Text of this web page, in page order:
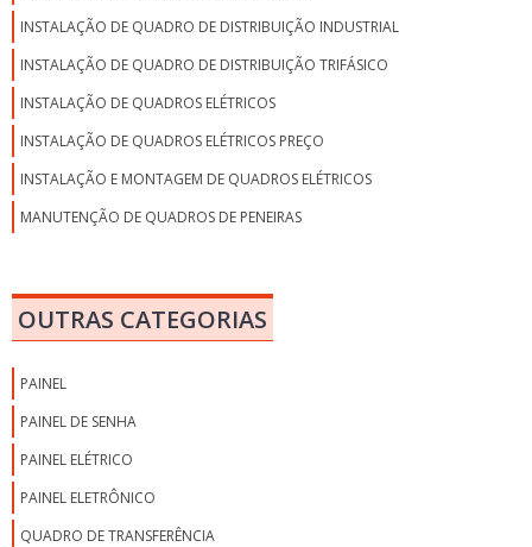
INSTALAÇÃO DE QUADRO DE DISTRIBUIÇÃO INDUSTRIAL
INSTALAÇÃO DE QUADRO DE DISTRIBUIÇÃO TRIFÁSICO
INSTALAÇÃO DE QUADROS ELÉTRICOS
INSTALAÇÃO DE QUADROS ELÉTRICOS PREÇO
INSTALAÇÃO E MONTAGEM DE QUADROS ELÉTRICOS
MANUTENÇÃO DE QUADROS DE PENEIRAS
MONTAGEM DE QUADRO DE COMANDO
MONTAGEM DE QUADRO DE COMANDO ELÉTRICO
MONTAGEM DE QUADRO ELÉTRICO SP
OUTRAS CATEGORIAS
PAINEL
PAINEL DE SENHA
PAINEL ELÉTRICO
PAINEL ELETRÔNICO
QUADRO DE TRANSFERÊNCIA